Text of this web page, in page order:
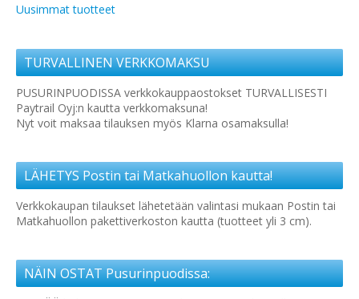
Uusimmat tuotteet
TURVALLINEN VERKKOMAKSU
PUSURINPUODISSA verkkokauppaostokset TURVALLISESTI
Paytrail Oyj:n kautta verkkomaksuna!
Nyt voit maksaa tilauksen myös Klarna osamaksulla!
LÄHETYS Postin tai Matkahuollon kautta!
Verkkokaupan tilaukset lähetetään valintasi mukaan Postin tai
Matkahuollon pakettiverkoston kautta (tuotteet yli 3 cm).
NÄIN OSTAT Pusurinpuodissa: